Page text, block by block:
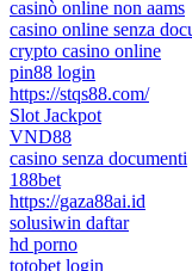
casinò online non aams
casino online senza
crypto casino online
pin88 login
https://stqs88.com/
Slot Jackpot
VND88
casino senza documenti
188bet
https://gaza88ai.id
solusiwin daftar
hd porno
totobet login